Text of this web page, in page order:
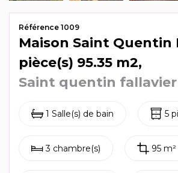
Référence 1009
Maison Saint Quentin
pièce(s) 95.35 m2,
Saint quentin fallavier
1 Salle(s) de bain 5
3 chambre(s) 95 m²